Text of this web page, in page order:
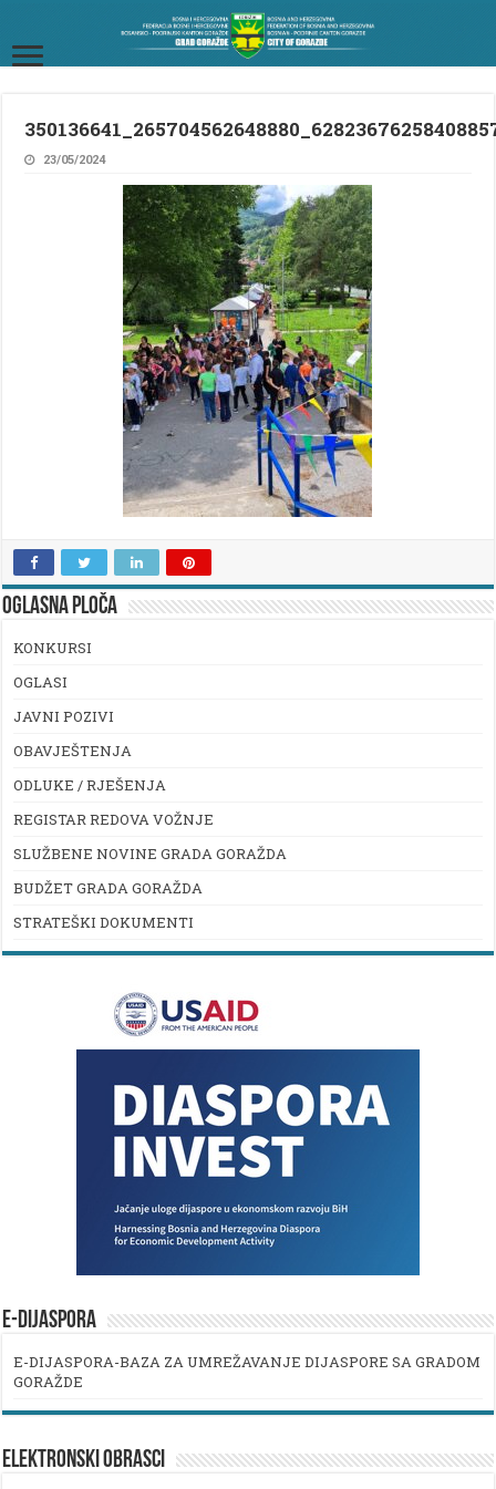
23/05/2024
OGLASNA PLOČA
KONKURSI
OGLASI
JAVNI POZIVI
OBAVJEŠTENJA
ODLUKE / RJEŠENJA
REGISTAR REDOVA VOŽNJE
SLUŽBENE NOVINE GRADA GORAŽDA
BUDŽET GRADA GORAŽDA
STRATEŠKI DOKUMENTI
E-DIJASPORA
E-DIJASPORA-BAZA ZA UMREŽAVANJE DIJASPORE SA GRADOM
GORAŽDE
ELEKTRONSKI OBRASCI